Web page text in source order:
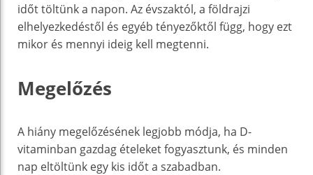
időt töltünk a napon. Az évszaktól, a földrajzi
elhelyezkedéstől és egyéb tényezőktől függ, hogy ezt
mikor és mennyi ideig kell megtenni.
Megelőzés
A hiány megelőzésének legjobb módja, ha D-
vitaminban gazdag ételeket fogyasztunk, és minden
nap eltöltünk egy kis időt a szabadban.